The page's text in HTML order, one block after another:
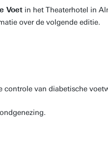
Voetin het Theaterhotel in
over de volgende editie.
van diabetische